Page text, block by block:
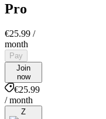
Pro
€25.99 /
month
Pay
Join
now
€25.99
/ month
Z